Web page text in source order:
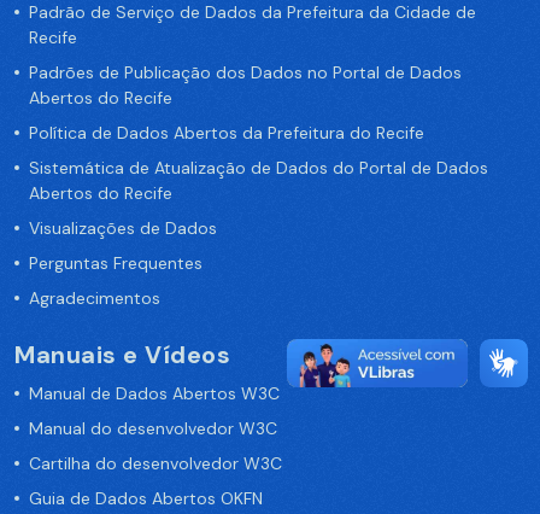
Padrão de Serviço de Dados da Prefeitura da Cidade de
Recife
Padrões de Publicação dos Dados no Portal de Dados
Abertos do Recife
Política de Dados Abertos da Prefeitura do Recife
Sistemática de Atualização de Dados do Portal de Dados
Abertos do Recife
Visualizações de Dados
Perguntas Frequentes
Agradecimentos
Manuais e Vídeos
Manual de Dados Abertos W3C
Manual do desenvolvedor W3C
Cartilha do desenvolvedor W3C
Guia de Dados Abertos OKFN